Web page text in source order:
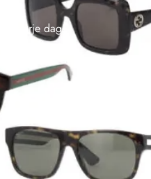
varje dag!